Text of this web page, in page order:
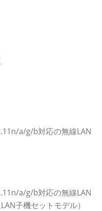
a/g/b対応の無線LAN
a/g/b対応の無線LAN
子機セットモデル）